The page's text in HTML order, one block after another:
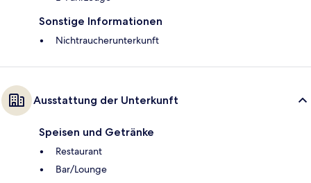
Sonstige Informationen
Nichtraucherunterkunft
Ausstattung der Unterkunft
Speisen und Getränke
Restaurant
Bar/Lounge